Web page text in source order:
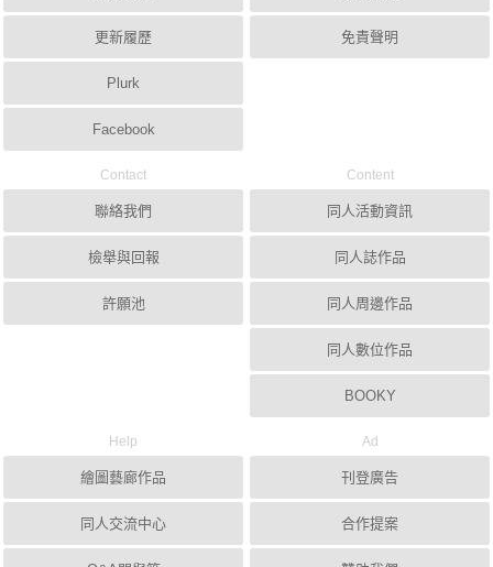
更新履歷
Plurk
Facebook
免責聲明
Contact
聯絡我們
檢舉與回報
許願池
Content
同人活動資訊
同人誌作品
同人周邊作品
同人數位作品
BOOKY
Help
繪圖藝廊作品
同人交流中心
Ad
刊登廣告
合作提案